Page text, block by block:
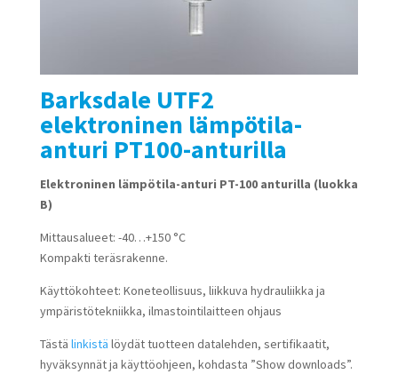
Barksdale UTF2
elektroninen lämpötila-
anturi PT100-anturilla
Elektroninen lämpötila-anturi PT-100 anturilla (luokka
B)
Mittausalueet: -40…+150 °C
Kompakti teräsrakenne.
Käyttökohteet: Koneteollisuus, liikkuva hydrauliikka ja
ympäristötekniikka, ilmastointilaitteen ohjaus
Tästä linkistä löydät tuotteen datalehden, sertifikaatit,
hyväksynnät ja käyttöohjeen, kohdasta ”Show downloads”.